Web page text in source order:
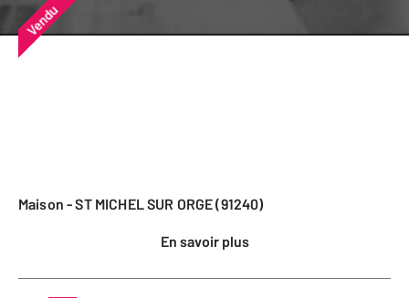
Vendu
Maison - ST MICHEL SUR ORGE (91240)
En savoir plus